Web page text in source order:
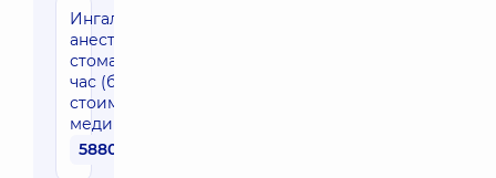
Ингаляционная
анестезия в
стоматологии 1
час (без
стоимости
медикаментов)
5880 грн